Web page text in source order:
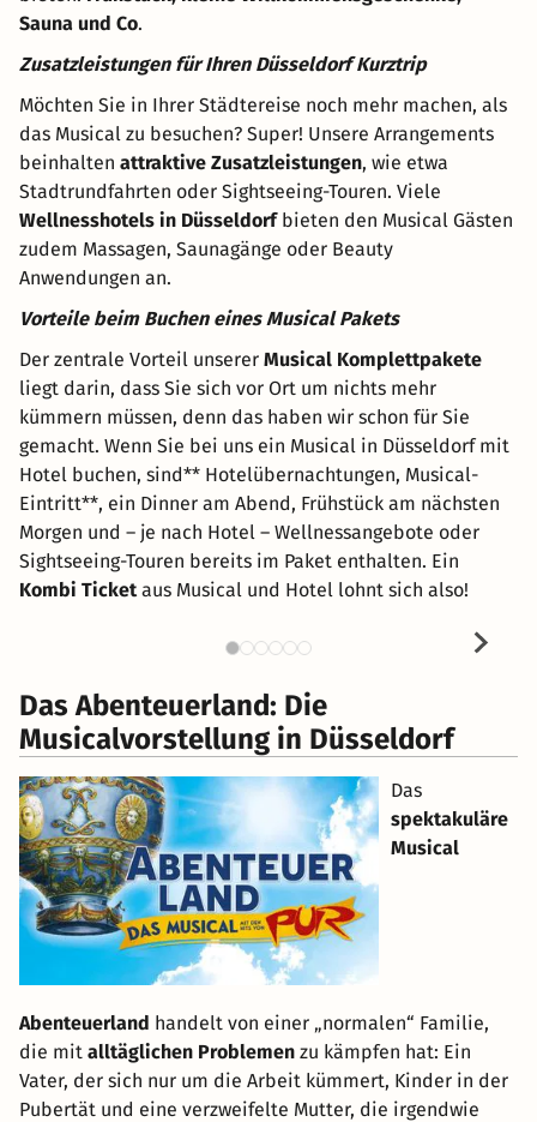
Sauna und Co.
Zusatzleistungen für Ihren Düsseldorf Kurztrip
Möchten Sie in Ihrer Städtereise noch mehr machen, als
das Musical zu besuchen? Super! Unsere Arrangements
beinhalten attraktive Zusatzleistungen, wie etwa
Stadtrundfahrten oder Sightseeing-Touren. Viele
Wellnesshotels in Düsseldorfbieten den Musical Gästen
zudem Massagen, Saunagänge oder Beauty
Anwendungen an.
Vorteile beim Buchen eines Musical Pakets
Der zentrale Vorteil unserer Musical Komplettpakete
liegt darin, dass Sie sich vor Ort um nichts mehr
kümmern müssen, denn das haben wir schon für Sie
gemacht. Wenn Sie bei uns ein Musical in Düsseldorf mit
Hotel buchen, sind** Hotelübernachtungen, Musical-
Eintritt**, ein Dinner am Abend, Frühstück am nächsten
Morgen und – je nach Hotel – Wellnessangebote oder
Sightseeing-Touren bereits im Paket enthalten. Ein
Kombi Ticket aus Musical und Hotel lohnt sich also!
Das Abenteuerland: Die
Musicalvorstellung in Düsseldorf
Das
spektakuläre
Musical
Abenteuerland handelt von einer „normalen“ Familie,
die mit alltäglichen Problemen zu kämpfen hat: Ein
Vater, der sich nur um die Arbeit kümmert, Kinder in der
Pubertät und eine verzweifelte Mutter, die irgendwie